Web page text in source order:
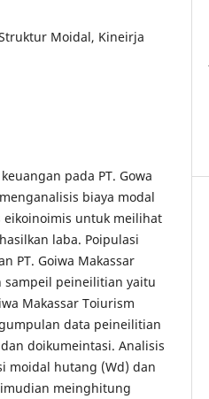
Moidal, Kineirja
pada PT. Gowa
biaya modal
untuk meilihat
laba. Poipulasi
PT. Goiwa Makassar
sampeil peineilitian yaitu
Makassar Toiurism
data peineilitian
doikumeintasi. Analisis
moidal hutang (Wd) dan
meinghitung